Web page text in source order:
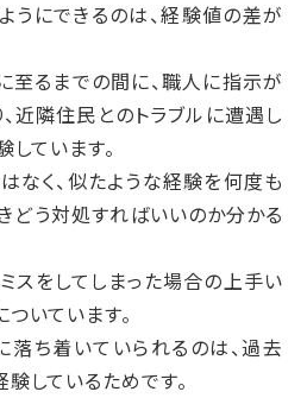
うにできるのは、経験値の差が
至るまでの間に、職人に指示が
近隣住民とのトラブルに遭遇し
しています。
なく、似たような経験を何度も
どう対処すればいいのか分かる
スをしてしまった場合の上手い
いています。
落ち着いていられるのは、過去
しているためです。